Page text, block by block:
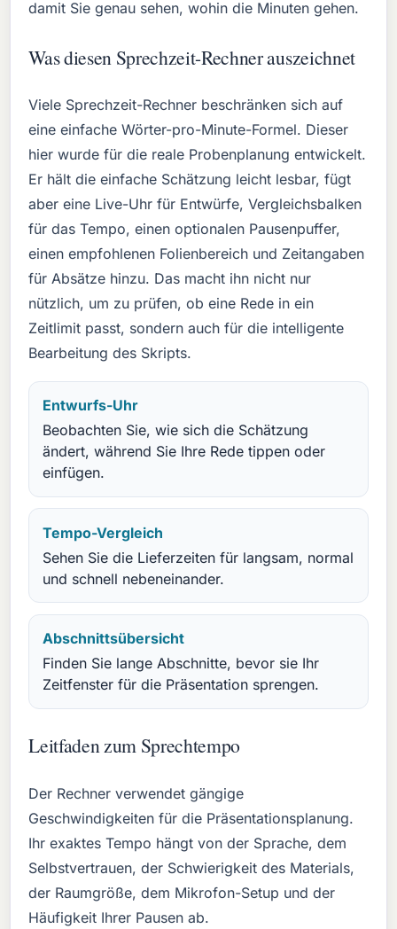
damit Sie genau sehen, wohin die Minuten gehen.
Was diesen Sprechzeit-Rechner auszeichnet
Viele Sprechzeit-Rechner beschränken sich auf
eine einfache Wörter-pro-Minute-Formel. Dieser
hier wurde für die reale Probenplanung entwickelt.
Er hält die einfache Schätzung leicht lesbar, fügt
aber eine Live-Uhr für Entwürfe, Vergleichsbalken
für das Tempo, einen optionalen Pausenpuffer,
einen empfohlenen Folienbereich und Zeitangaben
für Absätze hinzu. Das macht ihn nicht nur
nützlich, um zu prüfen, ob eine Rede in ein
Zeitlimit passt, sondern auch für die intelligente
Bearbeitung des Skripts.
Entwurfs-Uhr
Beobachten Sie, wie sich die Schätzung
ändert, während Sie Ihre Rede tippen oder
einfügen.
Tempo-Vergleich
Sehen Sie die Lieferzeiten für langsam, normal
und schnell nebeneinander.
Abschnittsübersicht
Finden Sie lange Abschnitte, bevor sie Ihr
Zeitfenster für die Präsentation sprengen.
Leitfaden zum Sprechtempo
Der Rechner verwendet gängige
Geschwindigkeiten für die Präsentationsplanung.
Ihr exaktes Tempo hängt von der Sprache, dem
Selbstvertrauen, der Schwierigkeit des Materials,
der Raumgröße, dem Mikrofon-Setup und der
Häufigkeit Ihrer Pausen ab.